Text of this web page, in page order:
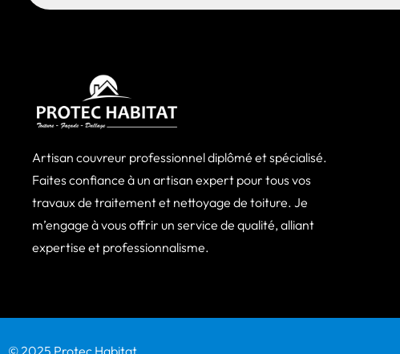
Artisan couvreur professionnel diplômé et spécialisé.
Faites confiance à un artisan expert pour tous vos
travaux de traitement et nettoyage de toiture. Je
m’engage à vous offrir un service de qualité, alliant
expertise et professionnalisme.
© 2025 Protec Habitat